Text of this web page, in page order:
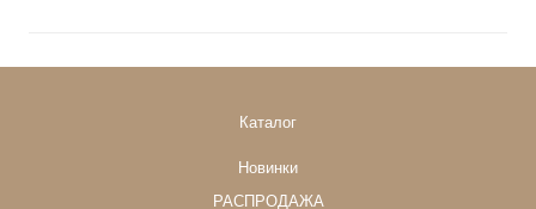
Каталог
Новинки
РАСПРОДАЖА